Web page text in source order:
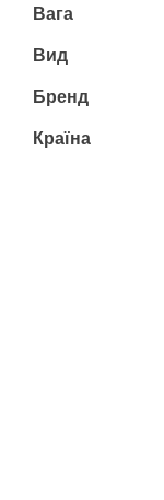
Вага
Вид
Бренд
Країна